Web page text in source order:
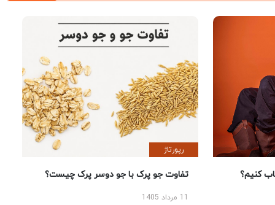
کنیم؟
رپورتاژ
تفاوت جو پرک با جو دوسر پرک چیست؟